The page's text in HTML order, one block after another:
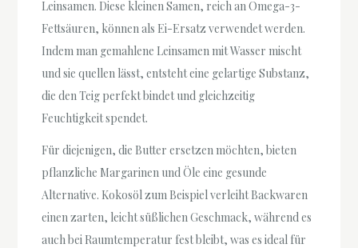
Leinsamen. Diese kleinen Samen, reich an Omega-3-
Fettsäuren, können als Ei-Ersatz verwendet werden.
Indem man gemahlene Leinsamen mit Wasser mischt
und sie quellen lässt, entsteht eine gelartige Substanz,
die den Teig perfekt bindet und gleichzeitig
Feuchtigkeit spendet.
Für diejenigen, die Butter ersetzen möchten, bieten
pflanzliche Margarinen und Öle eine gesunde
Alternative. Kokosöl zum Beispiel verleiht Backwaren
einen zarten, leicht süßlichen Geschmack, während es
auch bei Raumtemperatur fest bleibt, was es ideal für